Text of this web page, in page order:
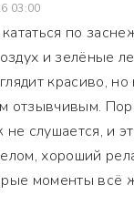
03:00
по
и зелёные
красиво,
отзывчивым.
слушается, и
хороший
моменты всё